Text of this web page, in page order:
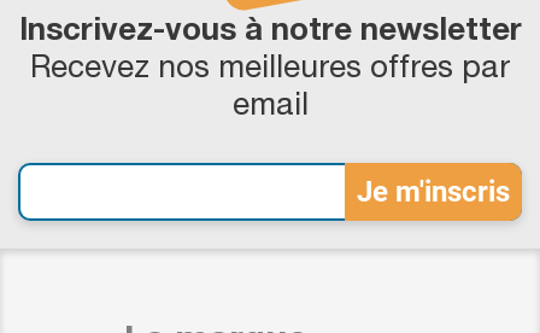
Inscrivez-vous à notre newsletter
Recevez nos meilleures offres par
email